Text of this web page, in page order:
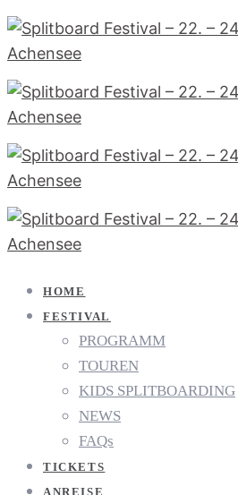
HOME
FESTIVAL
PROGRAMM
TOUREN
KIDS SPLITBOARDING
NEWS
FAQs
TICKETS
ANREISE